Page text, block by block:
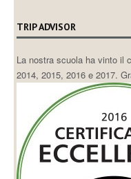
TRIP ADVISOR
La nostra scuola ha vinto il
2014, 2015, 2016 e 2017.